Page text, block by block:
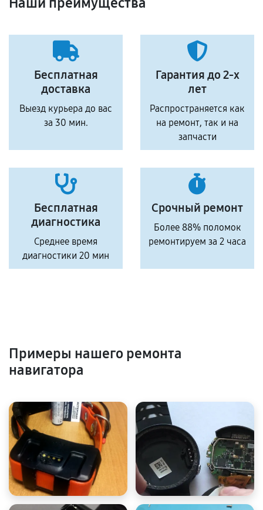
Бесплатная
доставка
Выезд курьера до вас
за 30 мин.
Гарантия до 2-х
лет
Распространяется как
на ремонт, так и на
запчасти
Бесплатная
диагностика
Среднее время
диагностики 20 мин
Срочный ремонт
Более 88% поломок
ремонтируем за 2 часа
Примеры нашего ремонта
навигатора